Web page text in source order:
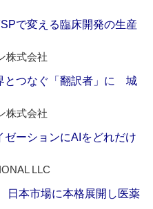
で変える臨床開発の生産
株式会社
とつなぐ「翻訳者」に 城
株式会社
ーションにAIをどれだけ
LLC
日本市場に本格展開し医薬